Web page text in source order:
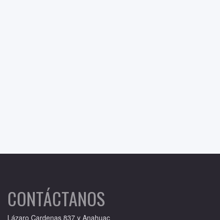
CONTÁCTANOS
Lázaro Cardenas 837 y Anahuac